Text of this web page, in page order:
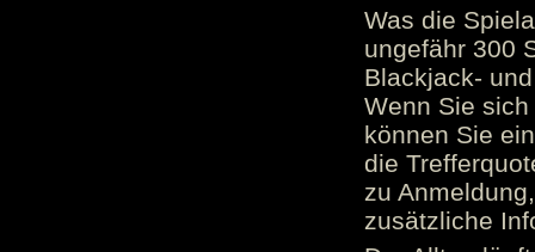
Was die
ungefähr 300
Blackjack-
Wenn Sie
können Sie
die
zu
zusätzliche